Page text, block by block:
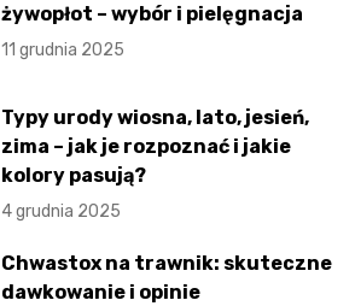
żywopłot – wybór i pielęgnacja
11 grudnia 2025
Typy urody wiosna, lato, jesień,
zima – jak je rozpoznać i jakie
kolory pasują?
4 grudnia 2025
Chwastox na trawnik: skuteczne
dawkowanie i opinie